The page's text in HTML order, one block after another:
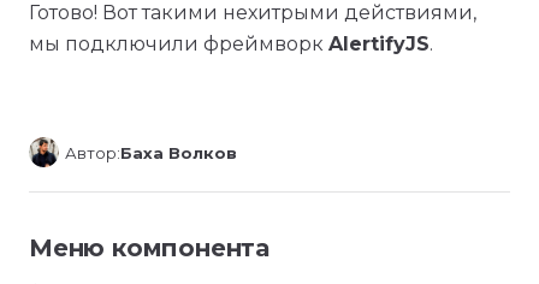
Готово! Вот такими нехитрыми действиями,
мы подключили фреймворк AlertifyJS.
Автор:Баха Волков
Меню компонента